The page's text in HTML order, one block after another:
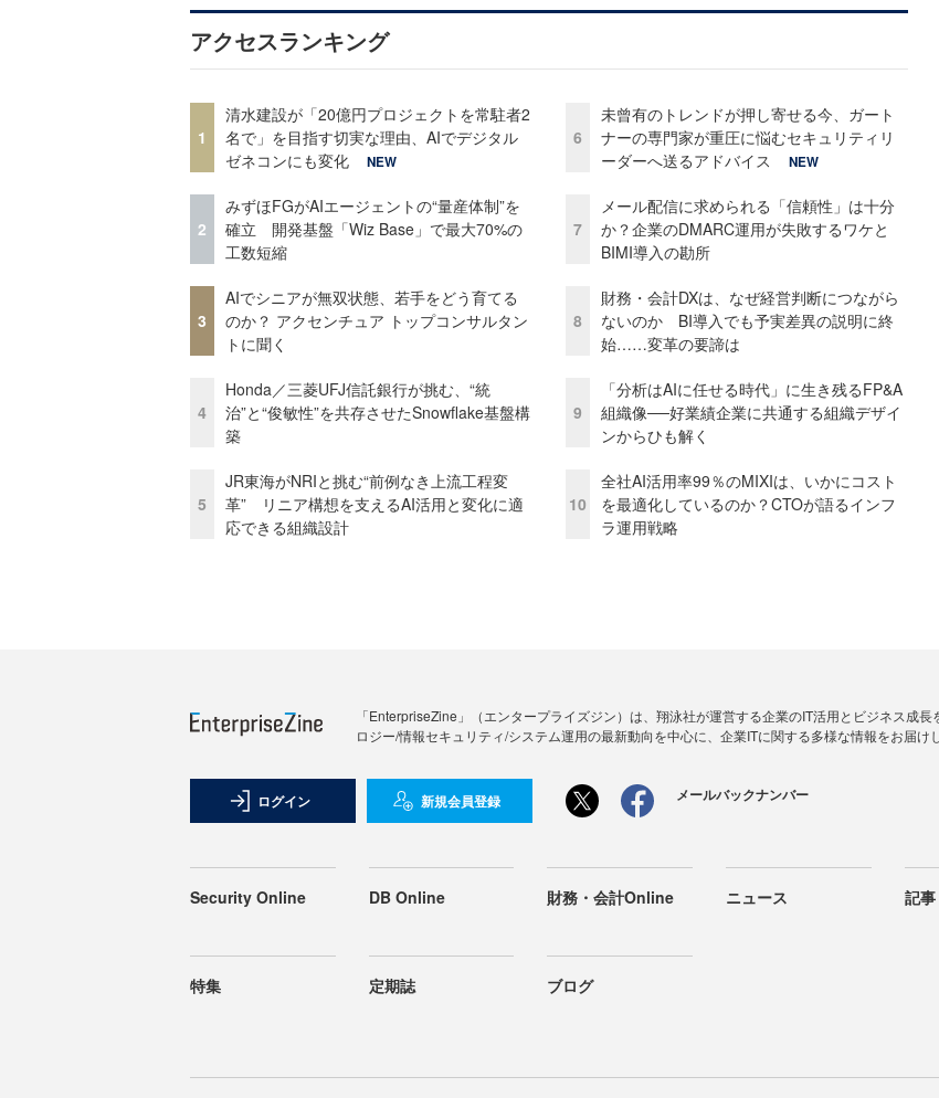
アクセスランキング
1
清水建設が「20億円プロジェクトを常駐者2
名で」を目指す切実な理由、AIでデジタル
ゼネコンにも変化
NEW
2
みずほFGがAIエージェントの“量産体制”を
確立 開発基盤「Wiz Base」で最大70%の
工数短縮
3
AIでシニアが無双状態、若手をどう育てる
のか？ アクセンチュア トップコンサルタン
トに聞く
4
Honda／三菱UFJ信託銀行が挑む、“統
治”と“俊敏性”を共存させたSnowflake基盤構
築
5
JR東海がNRIと挑む“前例なき上流工程変
革” リニア構想を支えるAI活用と変化に適
応できる組織設計
6
未曾有のトレンドが押し寄せる今、ガート
ナーの専門家が重圧に悩むセキュリティリ
ーダーへ送るアドバイス
NEW
7
メール配信に求められる「信頼性」は十分
か？企業のDMARC運用が失敗するワケと
BIMI導入の勘所
8
財務・会計DXは、なぜ経営判断につながら
ないのか BI導入でも予実差異の説明に終
始……変革の要諦は
9
「分析はAIに任せる時代」に生き残るFP&A
組織像──好業績企業に共通する組織デザイ
ンからひも解く
10
全社AI活用率99％のMIXIは、いかにコスト
を最適化しているのか？CTOが語るインフ
ラ運用戦略
「EnterpriseZine」（エンタープライズジン）は、翔泳社が運営する企業のIT活用とビジネス成
ロジー/情報セキュリティ/システム運用の最新動向を中心に、企業ITに関する多様な情報をお届け
ログイン 新規会員登録 メールバックナンバー
Security Online DB Online 財務・会計Online ニュース 記事
特集 定期誌 ブログ